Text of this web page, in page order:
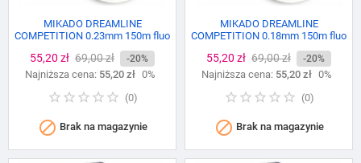
MIKADO DREAMLINE
COMPETITION 0.23mm 150m fluo
Cena
55,20 zł Cena
podstawowa
69,00 zł -20%
Najniższa cena: 55,20 zł 0%
(0)
 Brak na magazynie
MIKADO DREAMLINE
COMPETITION 0.18mm 150m fluo
Cena
55,20 zł Cena
podstawowa
69,00 zł -20%
Najniższa cena: 55,20 zł 0%
(0)
 Brak na magazynie